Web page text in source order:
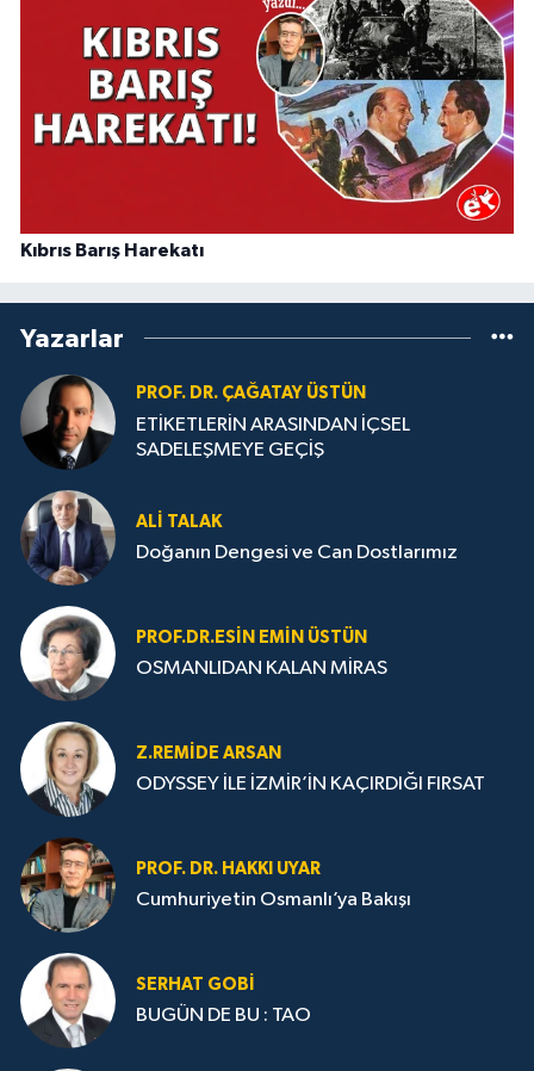
Kıbrıs Barış Harekatı
Yazarlar
PROF. DR. ÇAĞATAY ÜSTÜN
ETİKETLERİN ARASINDAN İÇSEL
SADELEŞMEYE GEÇİŞ
ALI TALAK
Doğanın Dengesi ve Can Dostlarımız
PROF.DR.ESIN EMIN ÜSTÜN
OSMANLIDAN KALAN MİRAS
Z.REMIDE ARSAN
ODYSSEY İLE İZMİR’İN KAÇIRDIĞI FIRSAT
PROF. DR. HAKKI UYAR
Cumhuriyetin Osmanlı’ya Bakışı
SERHAT GOBİ
BUGÜN DE BU : TAO